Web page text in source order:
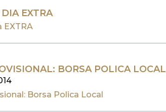
EXTRA
EXTRA
BORSA POLICA LOCAL
Borsa Polica Local